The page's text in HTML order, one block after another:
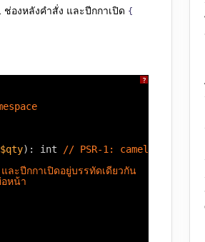
ช่องหลังคำสั่ง และปีกกาเปิด {
?
$qty): int
// PSR-1: camelCase
ปีกกาเปิดอยู่บรรทัดเดียวกัน
หน้า